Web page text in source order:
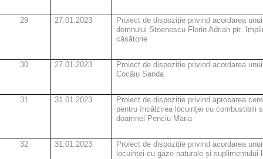
29 27.01.2023
Proiect de dispoziție privind acordarea
domnului Stoenescu Florin Adrian ptr.
căsătorie
30 27.01.2023
Proiect de dispoziție privind acordarea
Cocâiu Sanda
31 31.01.2023
Proiect de dispoziție privind aprobarea
pentru încălzirea locuinței cu combustibili
doamnei Penciu Maria
32 31.01.2023
Proiect de dispoziție privind acordarea
locuinței cu gaze naturale și suplimentului